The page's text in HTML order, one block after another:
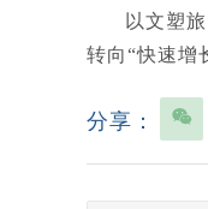
以文塑
转向“快速增
分享：